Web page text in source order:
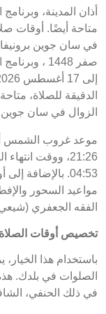
أذان المدينة،
متاحة أيضًا. أوقات
الدقيقة للصلاة،
الزوال في سان جوين
موعد غروب الشمس
21:26، ووقت
04:53. بالإضافة
مواعيد السحور
الفقه الجعفري
تخصيص أوقات الصلاة
باستخدام هذا
الصلوات في بلدك.
في ذلك الحنفي،